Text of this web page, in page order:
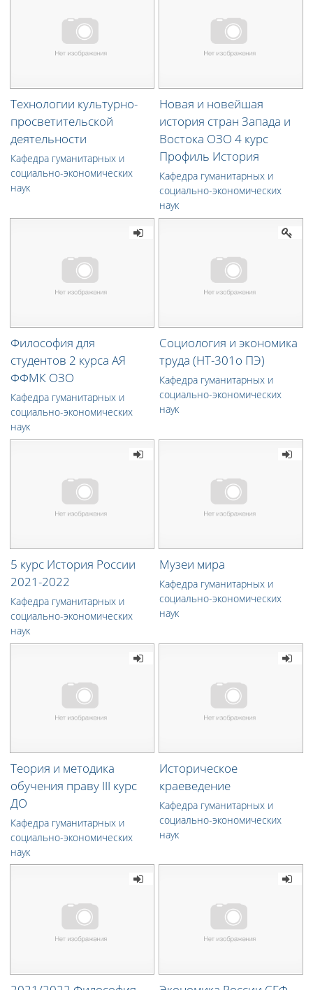
Технологии культурно-
просветительской
деятельности
Кафедра гуманитарных и
социально-экономических
наук
Новая и новейшая
история стран Запада и
Востока ОЗО 4 курс
Профиль История
Кафедра гуманитарных и
социально-экономических
наук
Философия для
студентов 2 курса АЯ
ФФМК ОЗО
Кафедра гуманитарных и
социально-экономических
наук
Социология и экономика
труда (НТ-301о ПЭ)
Кафедра гуманитарных и
социально-экономических
наук
5 курс История России
2021-2022
Кафедра гуманитарных и
социально-экономических
наук
Музеи мира
Кафедра гуманитарных и
социально-экономических
наук
Теория и методика
обучения праву III курс
ДО
Кафедра гуманитарных и
социально-экономических
наук
Историческое
краеведение
Кафедра гуманитарных и
социально-экономических
наук